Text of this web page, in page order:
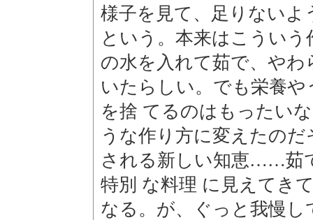
様子を見て、足りない
という。本来はこうい
の水を入れて茹で、や
いたらしい。でも栄養
を捨 てるのはもったい
うな作り方に変えたの
される新しい知恵……茹
特別 な料理 に見えてき
なる。が、ぐっと我慢し